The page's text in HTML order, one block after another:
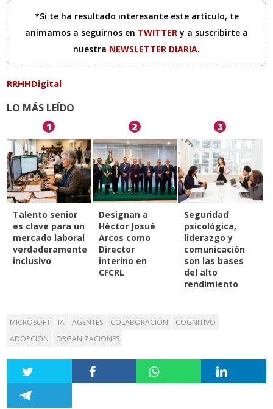
*Si te ha resultado interesante este artículo, te
animamos a seguirnos en TWITTERy a suscribirte a
nuestra NEWSLETTER DIARIA.
RRHHDigital
LO MÁS LEÍDO
1
Talento senior
es clave para un
mercado laboral
verdaderamente
inclusivo
2
Designan a
Héctor Josué
Arcos como
Director
interino en
CFCRL
3
Seguridad
psicológica,
liderazgo y
comunicación
son las bases
del alto
rendimiento
MICROSOFT IA AGENTES COLABORACIÓN
COGNITIVO
ADOPCIÓN
ORGANIZACIONES